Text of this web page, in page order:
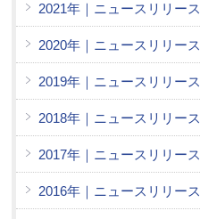
2021年｜ニュースリリース
2020年｜ニュースリリース
2019年｜ニュースリリース
2018年｜ニュースリリース
2017年｜ニュースリリース
2016年｜ニュースリリース